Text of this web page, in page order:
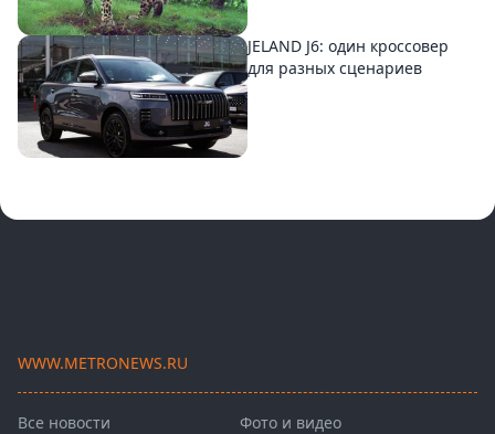
JELAND J6: один кроссовер
для разных сценариев
WWW.METRONEWS.RU
Все новости
Фото и видео